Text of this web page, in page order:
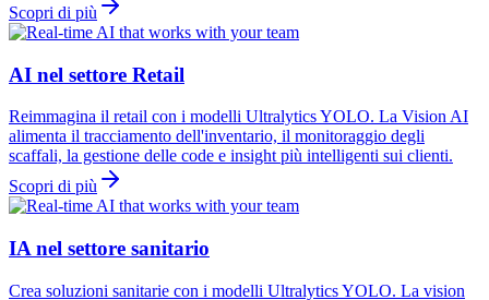
Scopri di più
AI nel settore Retail
Reimmagina il retail con i modelli Ultralytics YOLO. La Vision AI
alimenta il tracciamento dell'inventario, il monitoraggio degli
scaffali, la gestione delle code e insight più intelligenti sui clienti.
Scopri di più
IA nel settore sanitario
Crea soluzioni sanitarie con i modelli Ultralytics YOLO. La vision